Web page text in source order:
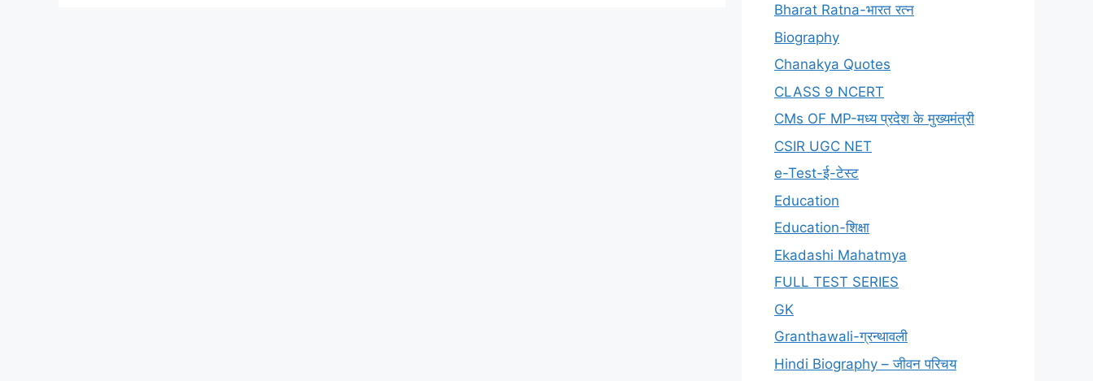
Bharat Ratna-भारत रत्न
Biography
Chanakya Quotes
CLASS 9 NCERT
CMs OF MP-मध्य प्रदेश के मुख्यमंत्री
CSIR UGC NET
e-Test-ई-टेस्ट
Education
Education-शिक्षा
Ekadashi Mahatmya
FULL TEST SERIES
GK
Granthawali-ग्रन्थावली
Hindi Biography – जीवन परिचय